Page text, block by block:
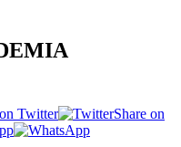
Twitter
Share on